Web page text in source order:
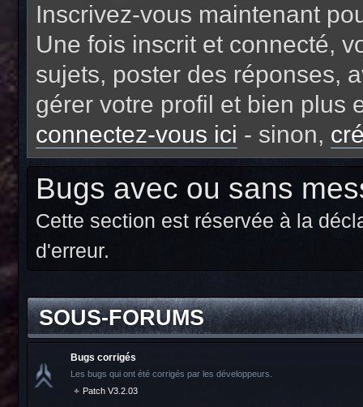
Inscrivez-vous maintenant
Une fois inscrit et connecté,
sujets, poster des réponses,
gérer votre profil et bien plus
connectez-vous ici - sinon,
Bugs avec ou sans
Cette section est réservée à la
d'erreur.
SOUS-FORUMS
Bugs corrigés
Les bugs qui ont été corrigés par les développeurs.
Patch V3.2.03